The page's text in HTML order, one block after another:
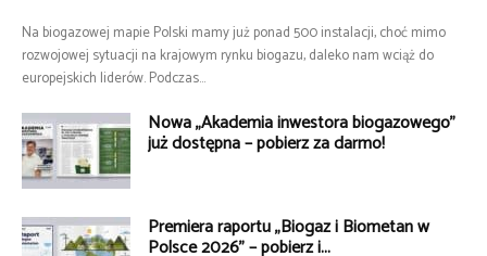
Na biogazowej mapie Polski mamy już ponad 500 instalacji, choć mimo
rozwojowej sytuacji na krajowym rynku biogazu, daleko nam wciąż do
europejskich liderów. Podczas...
Nowa „Akademia inwestora biogazowego”
już dostępna – pobierz za darmo!
Premiera raportu „Biogaz i Biometan w
Polsce 2026” – pobierz i...